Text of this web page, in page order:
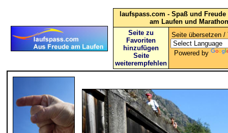
laufspass.com - Spaß und
am Laufen und Marathon
Seite zu
Favoriten
hinzufügen
Seite
weiterempfehlen
Seite übersetzen /
Powered by